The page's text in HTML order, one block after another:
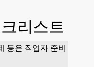
리스트
등은 작업자 준비